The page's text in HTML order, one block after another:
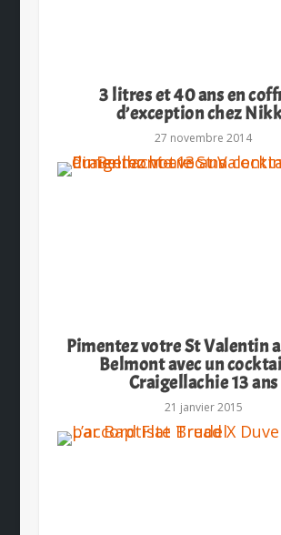
3 litres et 40 ans en
d’exception chez
27 novembre 2014
Pimentez votre St Valentin
Belmont avec un
Craigellachie 13 ans
21 janvier 2015